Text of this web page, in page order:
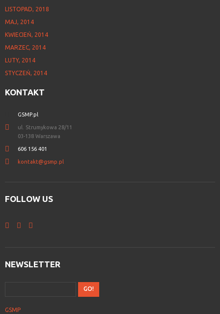
LISTOPAD, 2018
MAJ, 2014
KWIECIEŃ, 2014
MARZEC, 2014
LUTY, 2014
STYCZEŃ, 2014
KONTAKT
GSMP.pl
ul. Strumykowa 28/11
03-138 Warszawa
606 156 401
kontakt@gsmp.pl
FOLLOW US
NEWSLETTER
GSMP